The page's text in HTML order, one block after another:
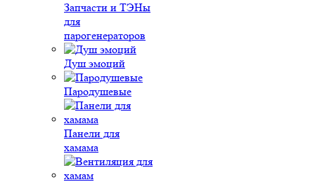
Запчасти и ТЭНы
для
парогенераторов
Душ эмоций
Пародушевые
Панели для
хамама